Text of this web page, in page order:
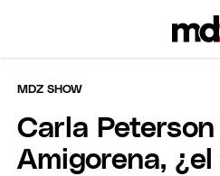
MDZ SHOW
Carla
Amigorena, ¿el